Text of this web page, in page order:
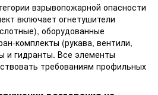
взрывопожарной опасности
включает огнетушители
оборудованные
комплекты (рукава, вентили,
и гидранты. Все элементы
требованиям профильных